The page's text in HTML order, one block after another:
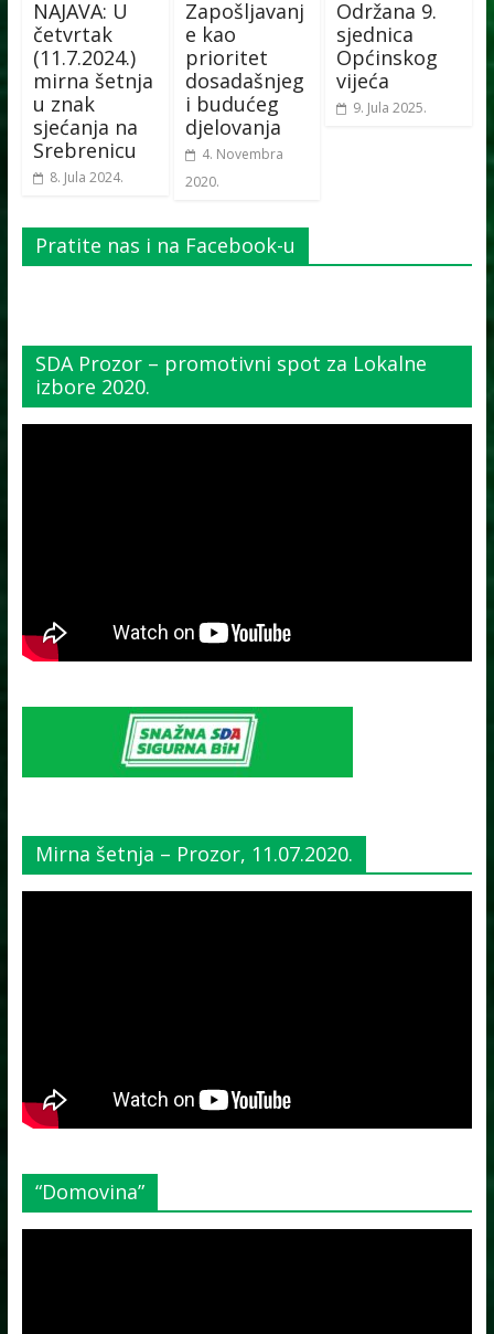
NAJAVA: U
četvrtak
(11.7.2024.)
mirna šetnja
u znak
sjećanja na
Srebrenicu
8. Jula 2024.
Zapošljavanj
e kao
prioritet
dosadašnjeg
i budućeg
djelovanja
4. Novembra
2020.
Održana 9.
sjednica
Općinskog
vijeća
9. Jula 2025.
Pratite nas i na Facebook-u
SDA Prozor – promotivni spot za Lokalne
izbore 2020.
Mirna šetnja – Prozor, 11.07.2020.
“Domovina”